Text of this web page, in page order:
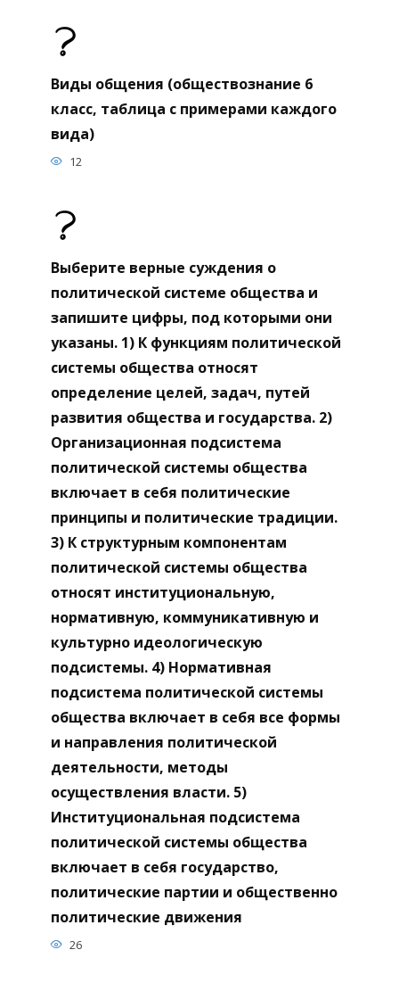
Виды общения (обществознание 6
класс, таблица с примерами каждого
вида)
12
Выберите верные суждения о
политической системе общества и
запишите цифры, под которыми они
указаны. 1) К функциям политической
системы общества относят
определение целей, задач, путей
развития общества и государства. 2)
Организационная подсистема
политической системы общества
включает в себя политические
принципы и политические традиции.
3) К структурным компонентам
политической системы общества
относят институциональную,
нормативную, коммуникативную и
культурно идеологическую
подсистемы. 4) Нормативная
подсистема политической системы
общества включает в себя все формы
и направления политической
деятельности, методы
осуществления власти. 5)
Институциональная подсистема
политической системы общества
включает в себя государство,
политические партии и общественно
политические движения
26